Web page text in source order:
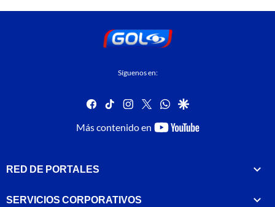
Síguenos en:
facebook
tiktok instagram
twitterwhatsapp
google
Más contenido en
youtube-
RED DE PORTALES
SERVICIOS CORPORATIVOS